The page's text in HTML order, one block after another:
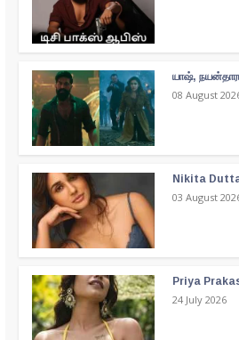
யாஷ்,
08 August
Nikita
03 August
Priya
24 July 2026